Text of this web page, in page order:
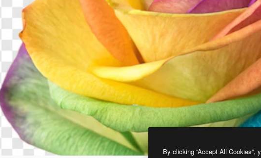
By clicking “Accept All Cookies”,